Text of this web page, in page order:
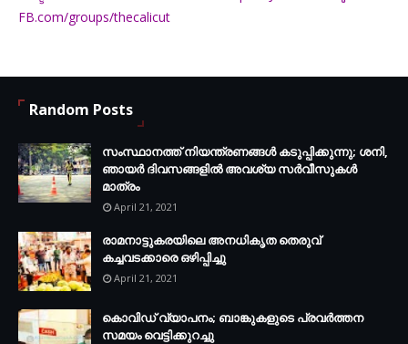
നഷ്ട്ടമാകാതിരിക്കാൻ Facebook Group-ൽ Join ചെയ്യൂ...
FB.com/groups/thecalicut
Random Posts
സംസ്ഥാനത്ത് നിയന്ത്രണങ്ങള്‍ കടുപ്പിക്കുന്നു; ശനി,
ഞായര്‍ ദിവസങ്ങളില്‍ അവശ്യ സര്‍വീസുകള്‍
മാത്രം
April 21, 2021
രാമനാട്ടുകരയിലെ അനധികൃത തെരുവ്
കച്ചവടക്കാരെ ഒഴിപ്പിച്ചു
April 21, 2021
കൊവിഡ് വ്യാപനം; ബാങ്കുകളുടെ പ്രവർത്തന
സമയം വെട്ടിക്കുറച്ചു